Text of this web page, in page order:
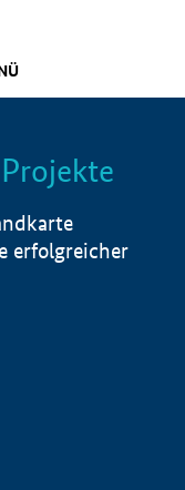
Info
erfolgreicher